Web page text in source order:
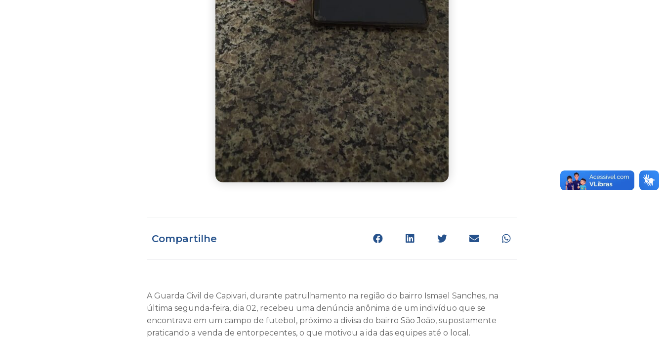
Compartilhe
A Guarda Civil de Capivari, durante patrulhamento na região do bairro Ismael Sanches, na
última segunda-feira, dia 02, recebeu uma denúncia anônima de um indivíduo que se
encontrava em um campo de futebol, próximo a divisa do bairro São João, supostamente
praticando a venda de entorpecentes, o que motivou a ida das equipes até o local.